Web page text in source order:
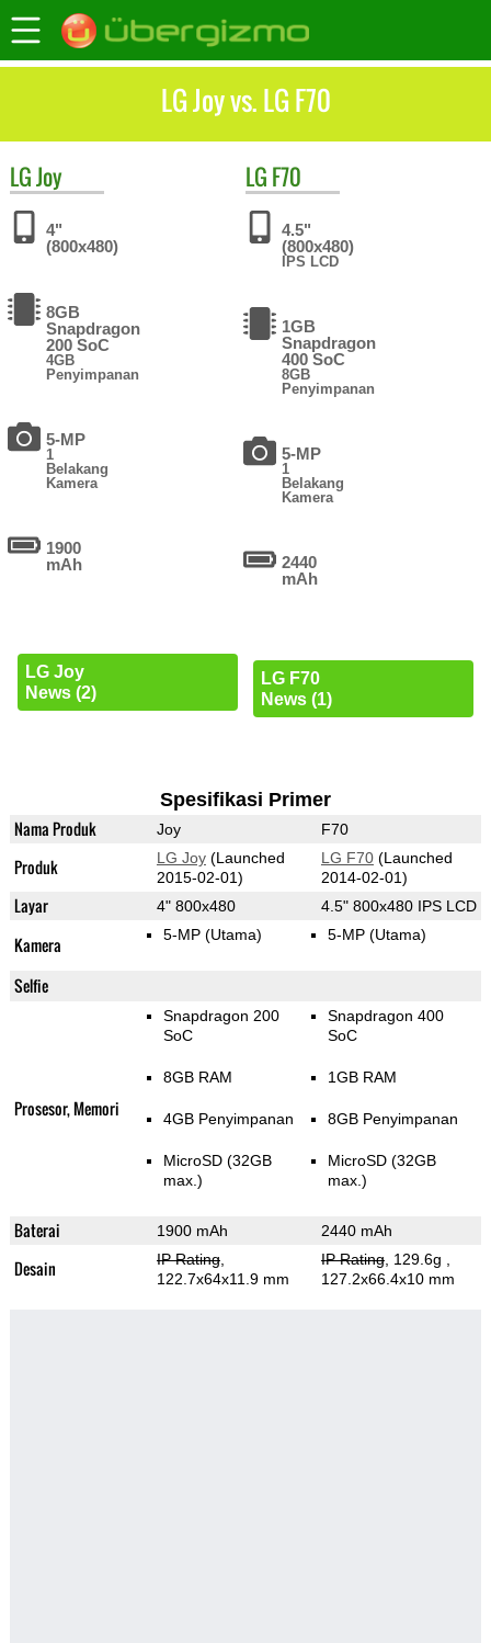
LG Joy vs. LG F70
LGJoy
4"
(800x480)
8GB
Snapdragon
200 SoC
4GB
Penyimpanan
5-MP
1
Belakang
Kamera
1900
mAh
LG Joy
News (2)
LG F70
4.5"
(800x480)
IPS LCD
1GB
Snapdragon
400 SoC
8GB
Penyimpanan
5-MP
1
Belakang
Kamera
2440
mAh
LG F70
News (1)
Spesifikasi Primer
Nama Produk Joy F70
Produk LG Joy(Launched
2015-02-01)
LG F70(Launched
2014-02-01)
Layar 4" 800x480 4.5" 800x480 IPS LCD
Kamera 5-MP (Utama) 5-MP (Utama)
Selfie
Prosesor, Memori
Snapdragon 200
SoC
8GB RAM
4GB Penyimpanan
MicroSD (32GB
max.)
Snapdragon 400
SoC
1GB RAM
8GB Penyimpanan
MicroSD (32GB
max.)
Baterai 1900 mAh 2440 mAh
Desain IP Rating,
122.7x64x11.9 mm
IP Rating, 129.6g
127.2x66.4x10 mm